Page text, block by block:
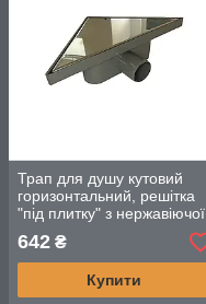
Трап для душу кутовий
горизонтальний, решітка
"під плитку" з нержавіючої
сталі з гідрозатвором
642 ₴
Купити